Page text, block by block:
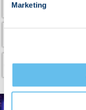
Marketing